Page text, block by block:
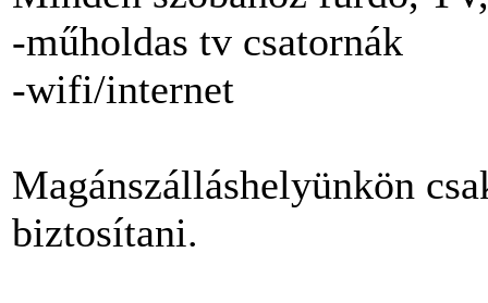
-műholdas tv csatornák
-wifi/internet
Magánszálláshelyünkön
biztosítani.